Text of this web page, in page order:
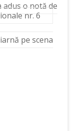
o notă de
nr. 6
pe scena